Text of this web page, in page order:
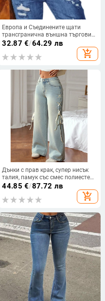
Европа и Съединените щати
трансгранична външна търговия
Amazon независима станция
лятна талия тънък панталон с
пет къси дънки с пискюли за
32.87 €/64.29 лв
add_shopping_cart
Дънки с прав крак, супер нисък
талия, памук със смес полиестер
30-50%, пролет 2025
44.85 €/87.72 лв
add_shopping_cart